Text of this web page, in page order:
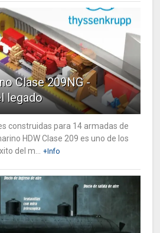
Clase 209NG -
legado
construidas para 14 armadas de
HDW Clase 209 es uno de los
del m...
+Info